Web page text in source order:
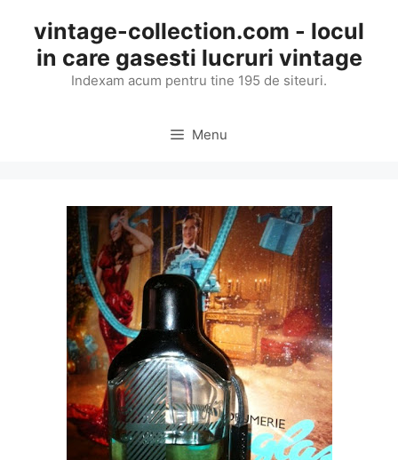
content
vintage-collection.com - locul
in care gasesti lucruri vintage
Indexam acum pentru tine 195 de siteuri.
Menu